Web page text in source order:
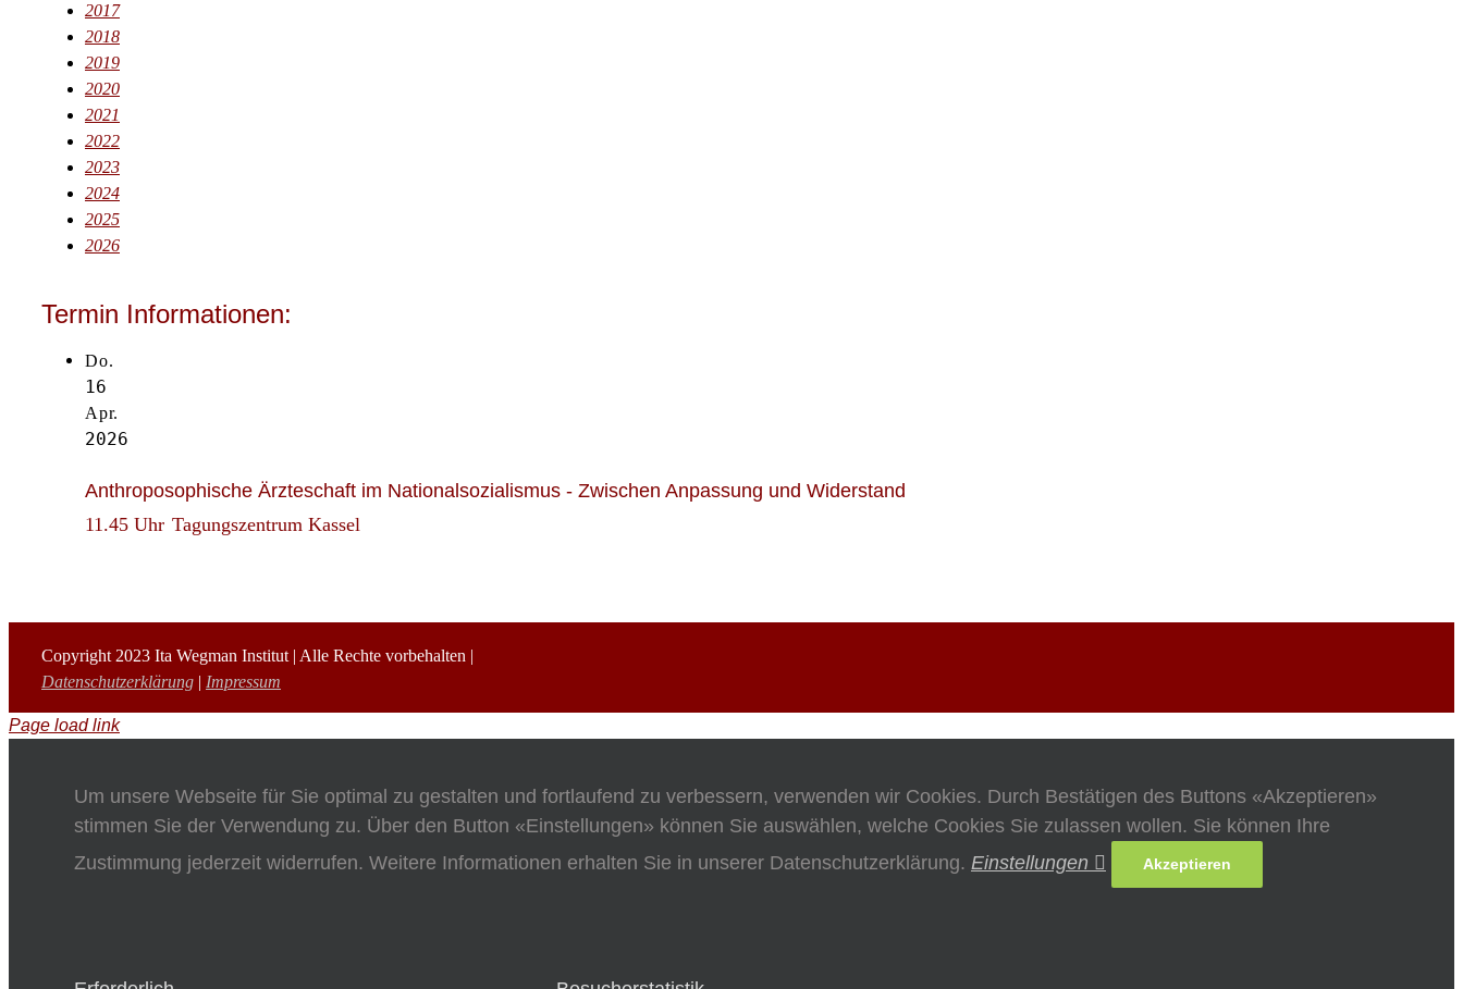
2017
2018
2019
2020
2021
2022
2023
2024
2025
2026
Termin Informationen:
Do.
16
Apr.
2026
Anthroposophische Ärzteschaft im Nationalsozialismus - Zwischen Anpassung und Widerstand
11.45 Uhr Tagungszentrum Kassel
Copyright 2023 Ita Wegman Institut | Alle Rechte vorbehalten |
Datenschutzerklärung | Impressum
Page load link
Um unsere Webseite für Sie optimal zu gestalten und fortlaufend zu verbessern, verwenden wir Cookies. Durch Bestätigen des Buttons «Akzeptieren»
stimmen Sie der Verwendung zu. Über den Button «Einstellungen» können Sie auswählen, welche Cookies Sie zulassen wollen. Sie können Ihre
Zustimmung jederzeit widerrufen. Weitere Informationen erhalten Sie in unserer Datenschutzerklärung. Einstellungen Akzeptieren